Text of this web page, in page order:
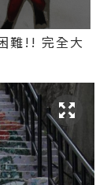
難!! 完全大